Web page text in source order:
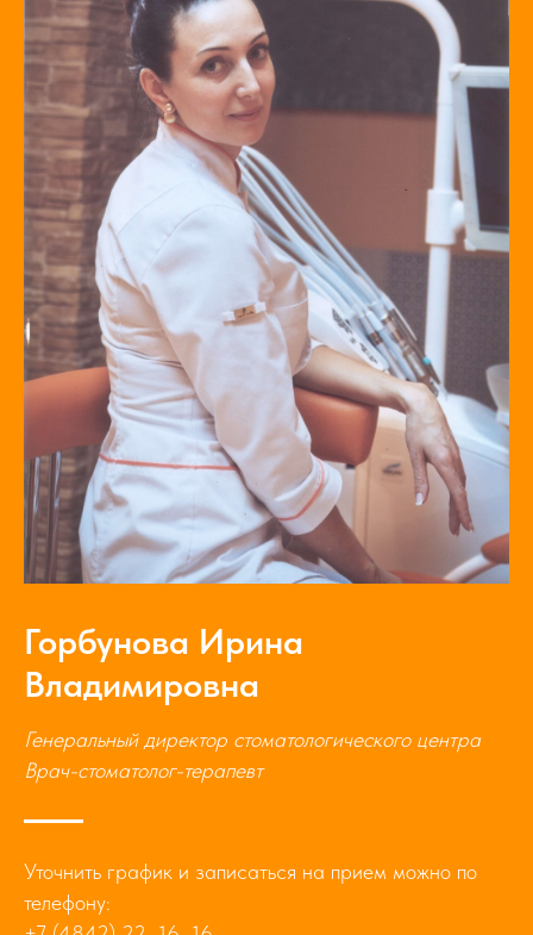
Горбунова Ирина
Владимировна
Генеральный директор стоматологического центра
Врач-стоматолог-терапевт
Уточнить график и записаться на прием можно по
телефону: